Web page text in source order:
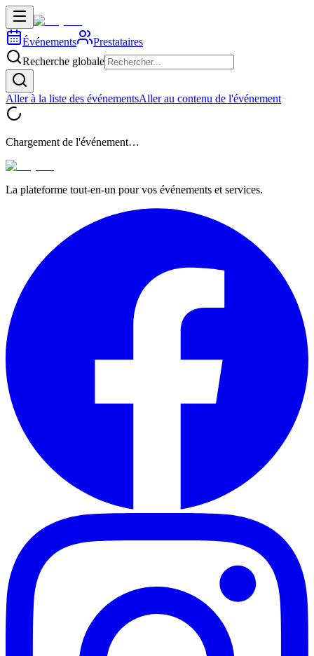
Événements
Prestataires
Recherche globale
Aller à la liste des événementsAller au contenu de l'événement
Chargement de l'événement…
La plateforme tout-en-un pour vos événements et services.